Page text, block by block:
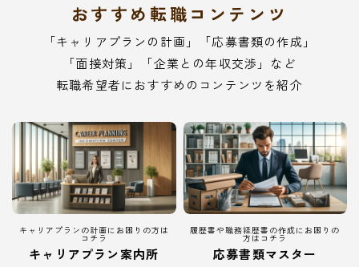
おすすめ転職コンテンツ
「キャリアプランの計画」「応募書類の作成」
「面接対策」「企業との年収交渉」など
転職希望者におすすめのコンテンツを紹介
キャリアプランの計画にお困りの方は
コチラ
キャリアプラン案内所
履歴書や職務経歴書の作成にお困りの
方はコチラ
応募書類マスター